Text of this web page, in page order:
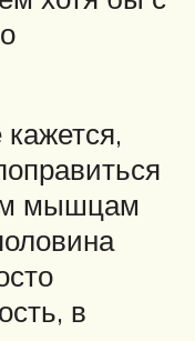
мышцам
в